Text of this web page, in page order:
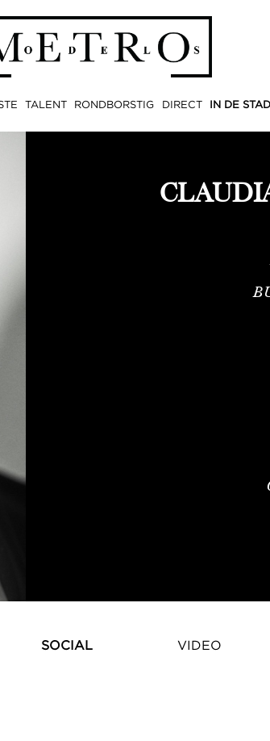
TALENT RONDBORSTIG DIRECT IN DE STAD
SOCIAL VIDEO